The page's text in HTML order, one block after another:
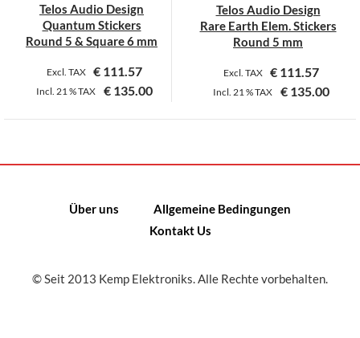
Telos Audio Design
Quantum Stickers
Round 5 & Square 6 mm
Excl. TAX € 111.57
Incl. 21 %TAX € 135.00
Dieses
auf.
Telos Audio Design
Rare Earth Elem. Stickers
Round 5 mm
Excl. TAX €111.57
Incl. 21 %TAX €135.00
Über uns
Allgemeine Bedingungen
Kontakt Us
© Seit 2013 Kemp Elektroniks. Alle Rechte vorbehalten.